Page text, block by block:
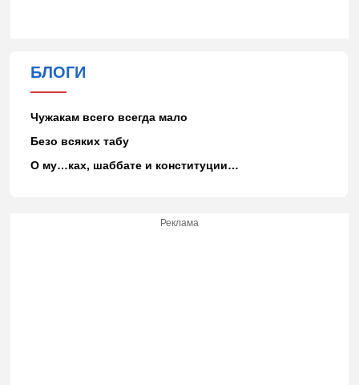
БЛОГИ
Чужакам всего всегда мало
Безо всяких табу
О му…ках, шаббате и конституции…
Реклама